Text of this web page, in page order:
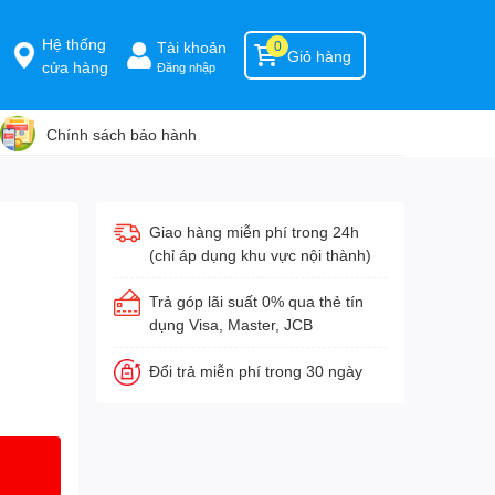
Hệ thống
cửa hàng
Tài khoản
Đăng nhập
Giỏ hàng
0
Chính sách bảo hành
Giao hàng miễn phí trong 24h
(chỉ áp dụng khu vực nội thành)
Trả góp lãi suất 0% qua thẻ tín
dụng Visa, Master, JCB
Đổi trả miễn phí trong 30 ngày